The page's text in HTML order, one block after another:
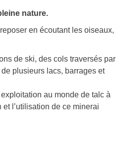
nature.
en écoutant les oiseaux,
de ski, des cols traversés par
plusieurs lacs, barrages et
au monde de talc à
l’utilisation de ce minerai